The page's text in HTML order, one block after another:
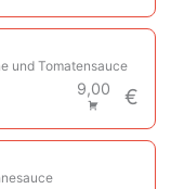
und Tomatensauce
9,00 €